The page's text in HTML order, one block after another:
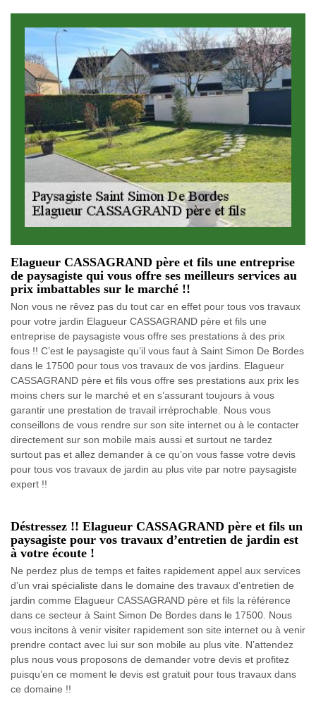
Elagueur CASSAGRAND père et fils une entreprise
de paysagiste qui vous offre ses meilleurs services au
prix imbattables sur le marché !!
Non vous ne rêvez pas du tout car en effet pour tous vos travaux
pour votre jardin Elagueur CASSAGRAND père et fils une
entreprise de paysagiste vous offre ses prestations à des prix
fous !! C’est le paysagiste qu’il vous faut à Saint Simon De Bordes
dans le 17500 pour tous vos travaux de vos jardins. Elagueur
CASSAGRAND père et fils vous offre ses prestations aux prix les
moins chers sur le marché et en s’assurant toujours à vous
garantir une prestation de travail irréprochable. Nous vous
conseillons de vous rendre sur son site internet ou à le contacter
directement sur son mobile mais aussi et surtout ne tardez
surtout pas et allez demander à ce qu’on vous fasse votre devis
pour tous vos travaux de jardin au plus vite par notre paysagiste
expert !!
Déstressez !! Elagueur CASSAGRAND père et fils un
paysagiste pour vos travaux d’entretien de jardin est
à votre écoute !
Ne perdez plus de temps et faites rapidement appel aux services
d’un vrai spécialiste dans le domaine des travaux d’entretien de
jardin comme Elagueur CASSAGRAND père et fils la référence
dans ce secteur à Saint Simon De Bordes dans le 17500. Nous
vous incitons à venir visiter rapidement son site internet ou à venir
prendre contact avec lui sur son mobile au plus vite. N’attendez
plus nous vous proposons de demander votre devis et profitez
puisqu’en ce moment le devis est gratuit pour tous travaux dans
ce domaine !!